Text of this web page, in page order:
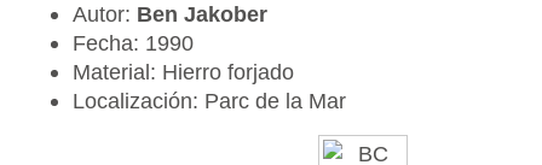
Autor: Ben Jakober
Fecha: 1990
Material: Hierro forjado
Localización: Parc de la Mar